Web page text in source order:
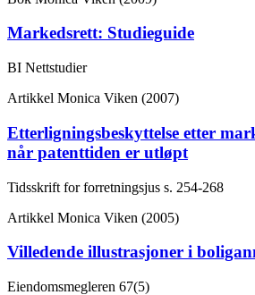
Markedsrett: Studieguide
BI Nettstudier
Artikkel Monica Viken (2007)
Etterligningsbeskyttelse etter
når patenttiden er utløpt
Tidsskrift for forretningsjus s. 254-268
Artikkel Monica Viken (2005)
Villedende illustrasjoner i
Eiendomsmegleren 67(5)